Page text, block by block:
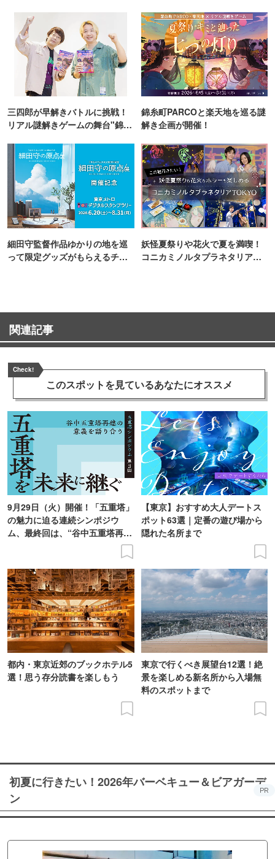
三四郎が早解きバトルに挑戦！
リアル謎解きゲームの舞台"錦糸
錦糸町PARCOと楽天地を巡る謎
解き企画が開催！
細田守監督作品ゆかりの地を巡
って限定グッズがもらえるチャ
妖怪夏祭りや花火で夏を満喫！
コニカミノルタプラネタリア
関連記事
Check!
このスポットを見ているあなたにオススメ
9月29日（火）開催！「五重塔」
の魅力に迫る連続シンポジウ
ム、最終回は、“谷中五重塔再建
【東京】おすすめ大人デートス
ポット63選｜定番の遊び場から
隠れた名所まで
都内・東京近郊のブックホテル5
選！思う存分読書を楽しもう
東京で行くべき展望台12選！絶
景を楽しめる新名所から入場無
料のスポットまで
初夏に行きたい！2026年バーベキュー＆ビアガーデ
ン
PR